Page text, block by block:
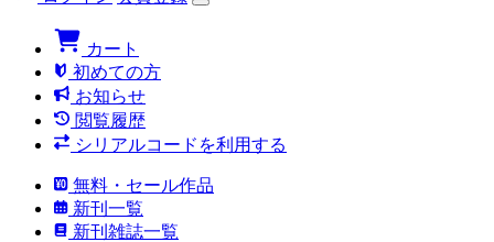
カート
初めての方
お知らせ
閲覧履歴
シリアルコードを利用する
無料・セール作品
新刊一覧
新刊雑誌一覧